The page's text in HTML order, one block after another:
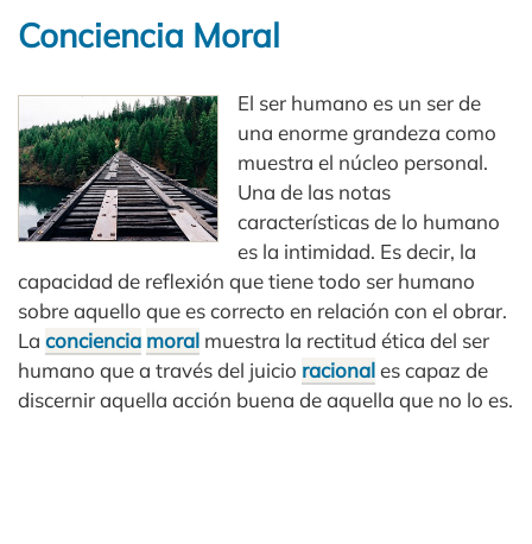
Conciencia Moral
El ser humano es un ser de
una enorme grandeza como
muestra el núcleo personal.
Una de las notas
características de lo humano
es la intimidad. Es decir, la
capacidad de reflexión que tiene todo ser humano
sobre aquello que es correcto en relación con el obrar.
La conciencia moral muestra la rectitud ética del ser
humano que a través del juicio racionales capaz de
discernir aquella acción buena de aquella que no lo es.